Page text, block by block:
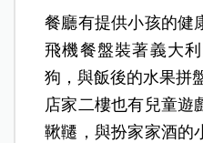
餐廳有提供小孩的健
飛機餐盤裝著義大
狗，與飯後的水果拼
店家二樓也有兒童遊
鞦韆，與扮家家酒的